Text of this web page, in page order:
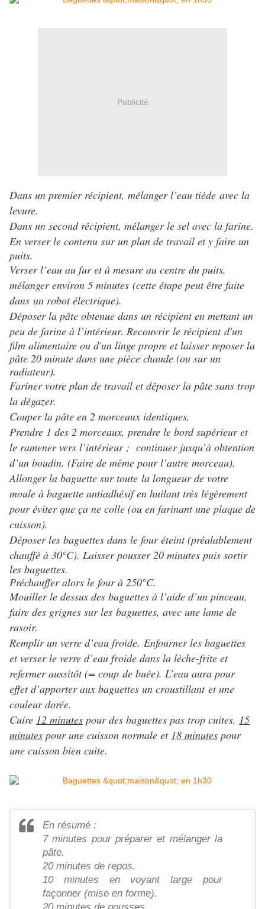
Publicité
Dans un premier récipient, mélanger l’eau tiède avec la
levure.
Dans un second récipient, mélanger le sel avec la farine.
En verser le contenu sur un plan de travail et y faire un
puits.
Verser l’eau au fur et à mesure au centre du puits,
mélanger environ 5 minutes (cette étape peut être faite
dans un robot électrique).
Déposer la pâte obtenue dans un récipient en mettant un
peu de farine à l’intérieur. Recouvrir le récipient d'un
film alimentaire ou d'un linge propre et laisser reposer la
pâte 20 minute dans une pièce chaude (ou sur un
radiateur).
Fariner votre plan de travail et déposer la pâte sans trop
la dégazer.
Couper la pâte en 2 morceaux identiques.
Prendre 1 des 2 morceaux, prendre le bord supérieur et
le ramener vers l’intérieur ; continuer jusqu’à obtention
d’un boudin. (Faire de même pour l’autre morceau).
Allonger la baguette sur toute la longueur de votre
moule à baguette antiadhésif en huilant très légèrement
pour éviter que ça ne colle (ou en farinant une plaque de
cuisson).
Déposer les baguettes dans le four éteint (préalablement
chauffé à 30°C). Laisser pousser 20 minutes puis sortir
les baguettes.
Préchauffer alors le four à 250°C.
Mouiller le dessus des baguettes à l’aide d’un pinceau,
faire des grignes sur les baguettes, avec une lame de
rasoir.
Remplir un verre d’eau froide. Enfourner les baguettes
et verser le verre d’eau froide dans la lèche-frite et
refermer aussitôt (= coup de buée). L’eau aura pour
effet d’apporter aux baguettes un croustillant et une
couleur dorée.
Cuire 12 minutes pour des baguettes pas trop cuites, 15
minutes pour une cuisson normale et 18 minutes pour
une cuisson bien cuite.
En résumé :
7 minutes pour préparer et mélanger la
pâte.
20 minutes de repos.
10 minutes en voyant large pour
façonner (mise en forme).